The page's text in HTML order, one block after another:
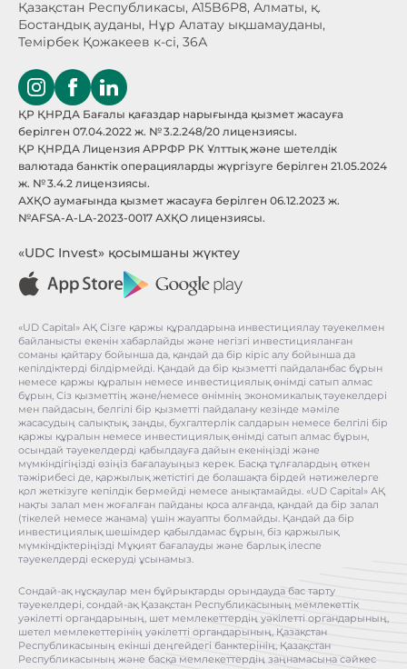
Қазақстан Республикасы, A15B6P8, Алматы, қ.
Бостандық ауданы, Нұр Алатау ықшамауданы,
Темірбек Қожакеев к-сі, 36А
ҚР ҚНРДА Бағалы қағаздар нарығында қызмет жасауға
берілген 07.04.2022 ж. № 3.2.248/20 лицензиясы.
ҚР ҚНРДА Лицензия АРРФР РК Ұлттық және шетелдік
валютада банктік операцияларды жүргізуге берілген 21.05.2024
ж. № 3.4.2 лицензиясы.
АХҚО аумағында қызмет жасауға берілген 06.12.2023 ж.
№AFSA-A-LA-2023-0017 АХҚО лицензиясы.
«UDC Invest» қосымшаны жүктеу
«UD Capital» АҚ Сізге қаржы құралдарына инвестициялау тәуекелмен
байланысты екенін хабарлайды және негізгі инвестицияланған
соманы қайтару бойынша да, қандай да бір кіріс алу бойынша да
кепілдіктерді білдірмейді. Қандай да бір қызметті пайдаланбас бұрын
немесе қаржы құралын немесе инвестициялық өнімді сатып алмас
бұрын, Сіз қызметтің және/немесе өнімнің экономикалық тәуекелдері
мен пайдасын, белгілі бір қызметті пайдалану кезінде мәміле
жасасудың салықтық, заңды, бухгалтерлік салдарын немесе белгілі бір
қаржы құралын немесе инвестициялық өнімді сатып алмас бұрын,
осындай тәуекелдерді қабылдауға дайын екеніңізді және
мүмкіндігіңізді өзіңіз бағалауыңыз керек. Басқа тұлғалардың өткен
тәжірибесі де, қаржылық жетістігі де болашақта бірдей нәтижелерге
қол жеткізуге кепілдік бермейді немесе анықтамайды. «UD Capital» АҚ
нақты залал мен жоғалған пайданы қоса алғанда, қандай да бір залал
(тікелей немесе жанама) үшін жауапты болмайды. Қандай да бір
инвестициялық шешімдер қабылдамас бұрын, біз қаржылық
мүмкіндіктеріңізді Мұқият бағалауды және барлық ілеспе
тәуекелдерді ескеруді ұсынамыз.
Сондай-ақ нұсқаулар мен бұйрықтарды орындауда бас тарту
тәуекелдері, сондай-ақ Қазақстан Республикасының мемлекеттік
уәкілетті органдарының, шет мемлекеттердің уәкілетті органдарының,
шетел мемлекеттерінің уәкілетті органдарының, Қазақстан
Республикасының екінші деңгейдегі банктерінің, Қазақстан
Республикасының және басқа мемлекеттердің заңнамасына сәйкес